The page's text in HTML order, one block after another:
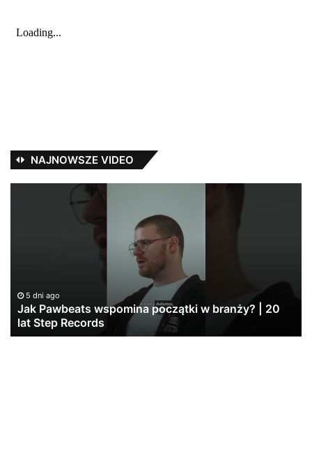
NAJNOWSZE VIDEO
w branży? | 20
Dupki
Ziomki
6 dni ago
PeRJot – Dupki i Ziomki